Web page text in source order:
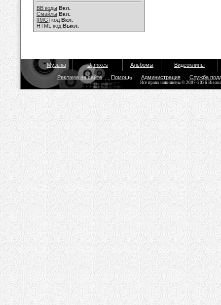
BB коды Вкл.
Смайлы Вкл.
[IMG] код Вкл.
HTML код Выкл.
Музыка Dj mixes Альбомы Видеоклипы
Реклама на сайте Помощь Администрация Служба
Все права защищены © 2007-2026